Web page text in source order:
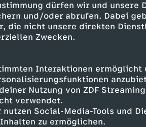
dürfen wir und unsere
und/oder abrufen. Dabei
die nicht unsere direkten
Zwecken.
Interaktionen ermöglicht
Nutzung von ZDF
verwendet.
Social-Media-Tools und
zu ermöglichen.